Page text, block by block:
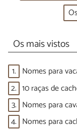
Os mais vistos
1. Nomes para
2. 10 raças de
3. Nomes para
4. Nomes para